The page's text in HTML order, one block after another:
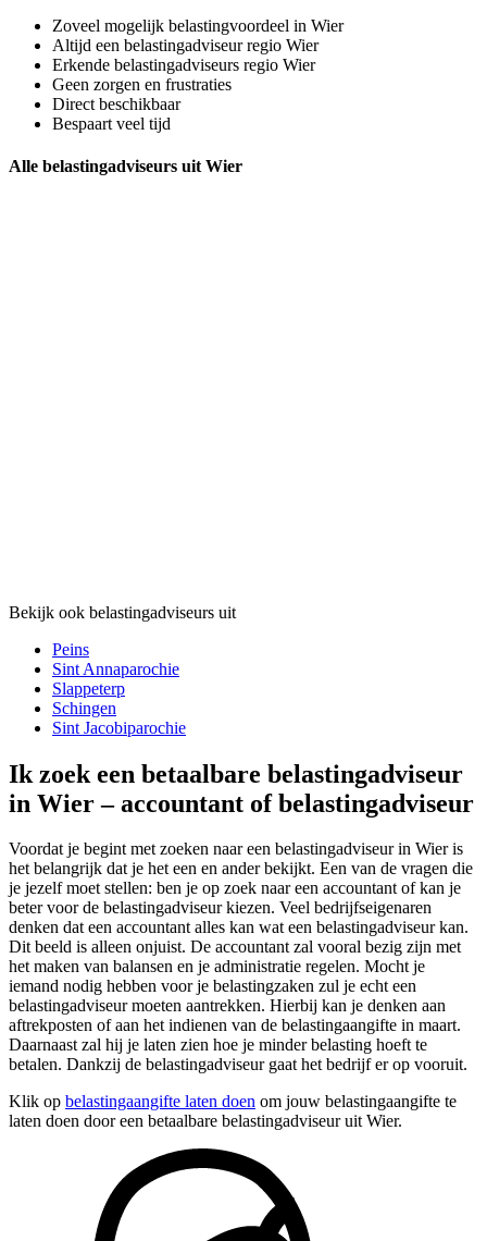
Zoveel mogelijk belastingvoordeel in Wier
Altijd een belastingadviseur regio Wier
Erkende belastingadviseurs regio Wier
Geen zorgen en frustraties
Direct beschikbaar
Bespaart veel tijd
Alle belastingadviseurs uit Wier
Bekijk ook belastingadviseurs uit
Peins
Sint Annaparochie
Slappeterp
Schingen
Sint Jacobiparochie
Ik zoek een betaalbare belastingadviseur
in Wier – accountant of belastingadviseur
Voordat je begint met zoeken naar een belastingadviseur in Wier is
het belangrijk dat je het een en ander bekijkt. Een van de vragen die
je jezelf moet stellen: ben je op zoek naar een accountant of kan je
beter voor de belastingadviseur kiezen. Veel bedrijfseigenaren
denken dat een accountant alles kan wat een belastingadviseur kan.
Dit beeld is alleen onjuist. De accountant zal vooral bezig zijn met
het maken van balansen en je administratie regelen. Mocht je
iemand nodig hebben voor je belastingzaken zul je echt een
belastingadviseur moeten aantrekken. Hierbij kan je denken aan
aftrekposten of aan het indienen van de belastingaangifte in maart.
Daarnaast zal hij je laten zien hoe je minder belasting hoeft te
betalen. Dankzij de belastingadviseur gaat het bedrijf er op vooruit.
Klik op belastingaangifte laten doen om jouw belastingaangifte te
laten doen door een betaalbare belastingadviseur uit Wier.